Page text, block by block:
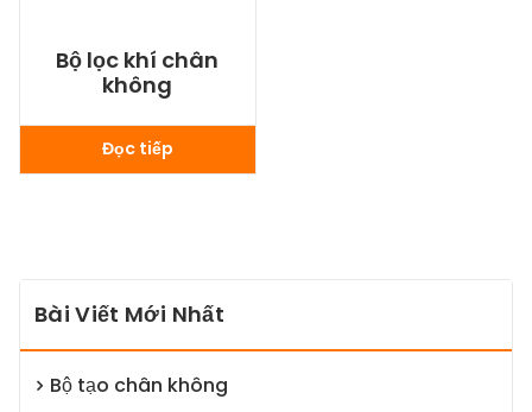
Bộ lọc khí chân
không
Đọc tiếp
Bài Viết Mới Nhất
Bộ tạo chân không